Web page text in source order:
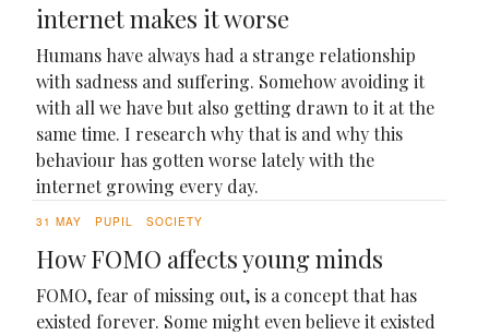
internet makes it worse
Humans have always had a strange relationship
with sadness and suffering. Somehow avoiding it
with all we have but also getting drawn to it at the
same time. I research why that is and why this
behaviour has gotten worse lately with the
internet growing every day.
31 MAY PUPIL SOCIETY
How FOMO affects young minds
FOMO, fear of missing out, is a concept that has
existed forever. Some might even believe it existed